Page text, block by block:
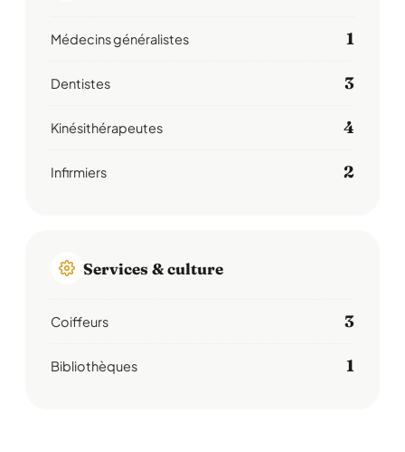
Médecins généralistes 1
Dentistes 3
Kinésithérapeutes 4
Infirmiers 2
Services & culture
Coiffeurs 3
Bibliothèques 1